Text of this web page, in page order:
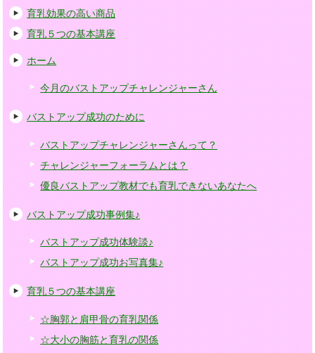
育乳効果の高い商品
育乳５つの基本講座
ホーム
今月のバストアップチャレンジャーさん
バストアップ成功のために
バストアップチャレンジャーさんって？
チャレンジャーフォーラムとは？
優良バストアップ教材でも育乳できないあなたへ
バストアップ成功事例集♪
バストアップ成功体験談♪
バストアップ成功お写真集♪
育乳５つの基本講座
☆胸郭と肩甲骨の育乳関係
☆大小の胸筋と育乳の関係